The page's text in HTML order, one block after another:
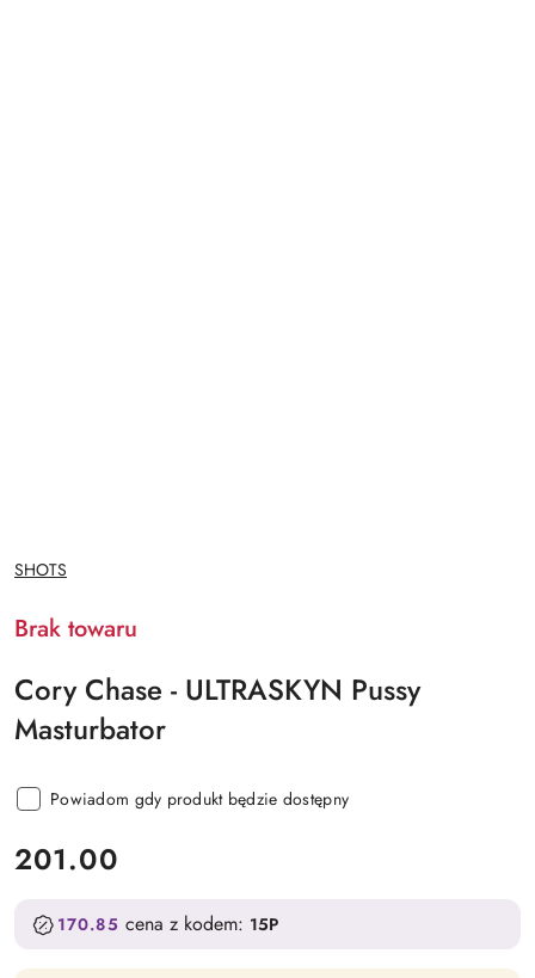
NAZWA
PRODUCENTA:
SHOTS
Brak towaru
Cory Chase - ULTRASKYN Pussy
Masturbator
Powiadom gdy produkt będzie dostępny
cena:
201.00
170.85 cena z kodem: 15P